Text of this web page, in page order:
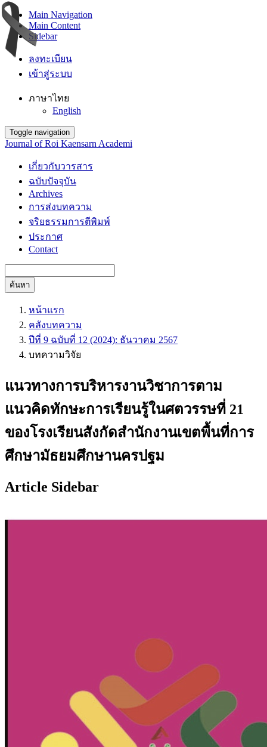
Main Navigation
Main Content
Sidebar
ลงทะเบียน
เข้าสู่ระบบ
ภาษาไทย
English
Toggle navigation
Journal of Roi Kaensarn Academi
เกี่ยวกับวารสาร
ฉบับปัจจุบัน
Archives
การส่งบทความ
จริยธรรมการตีพิมพ์
ประกาศ
Contact
ค้นหา
หน้าแรก
คลังบทความ
ปีที่ 9 ฉบับที่ 12 (2024): ธันวาคม 2567
บทความวิจัย
แนวทางการบริหารงานวิชาการตาม
แนวคิดทักษะการเรียนรู้ในศตวรรษที่ 21
ของโรงเรียนสังกัดสำนักงานเขตพื้นที่การ
ศึกษามัธยมศึกษานครปฐม
Article Sidebar